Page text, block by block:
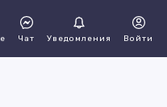
Чат Уведомления Войти